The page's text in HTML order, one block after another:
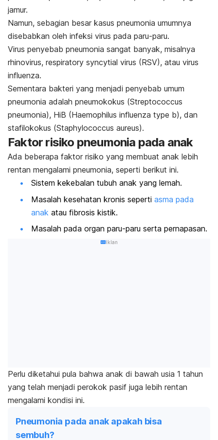
jamur.
Namun, sebagian besar kasus pneumonia umumnya
disebabkan oleh infeksi virus pada paru-paru.
Virus penyebab pneumonia sangat banyak, misalnya
rhinovirus, respiratory syncytial virus (RSV), atau virus
influenza.
Sementara bakteri yang menjadi penyebab umum
pneumonia adalah pneumokokus (Streptococcus
pneumonia), HiB (Haemophilus influenza type b), dan
stafilokokus (Staphylococcus aureus).
Faktor risiko pneumonia pada anak
Ada beberapa faktor risiko yang membuat anak lebih
rentan mengalami pneumonia, seperti berikut ini.
Sistem kekebalan tubuh anak yang lemah.
Masalah kesehatan kronis seperti asma pada
anak atau fibrosis kistik.
Masalah pada organ paru-paru serta pernapasan.
Iklan
Perlu diketahui pula bahwa anak di bawah usia 1 tahun
yang telah menjadi perokok pasif juga lebih rentan
mengalami kondisi ini.
Pneumonia pada anak apakah bisa
sembuh?